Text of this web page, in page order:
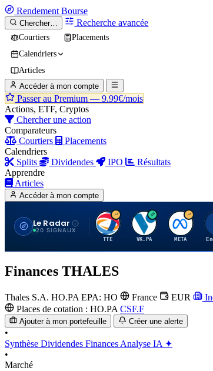
Rendement Bourse
Chercher… Recherche avancée
Courtiers
Placements
Calendriers
Articles
Accéder à mon compte
Passer au Premium — 9.99€/mois
Actions, ETF, Cryptos
Chercher une action
Comparateurs
Courtiers
Placements
Calendriers
Splits
Dividendes IPO
Résultats
Apprendre
Articles
Accéder à mon compte
Le Radar
20 SIGNAUX
T
TTE
V
VK.PA
M
META
Finances THALES
Thales S.A. HO.PA EPA: HO France EUR
Places de cotation : HO.PA CSF.F
Ajouter à mon portefeuille Créer une alerte
•
Synthèse Dividendes Finances Analyse IA ✦
•
Marché